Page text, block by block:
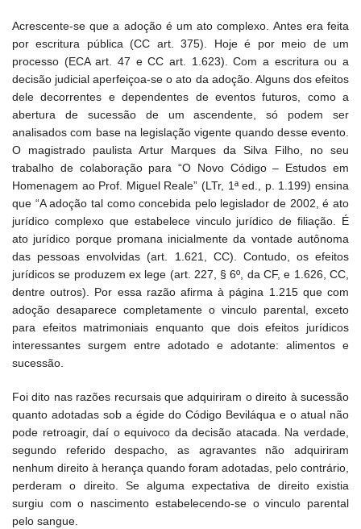
Acrescente-se que a adoção é um ato complexo. Antes era feita
por escritura pública (CC art. 375). Hoje é por meio de um
processo (ECA art. 47 e CC art. 1.623). Com a escritura ou a
decisão judicial aperfeiçoa-se o ato da adoção. Alguns dos efeitos
dele decorrentes e dependentes de eventos futuros, como a
abertura de sucessão de um ascendente, só podem ser
analisados com base na legislação vigente quando desse evento.
O magistrado paulista Artur Marques da Silva Filho, no seu
trabalho de colaboração para “O Novo Código – Estudos em
Homenagem ao Prof. Miguel Reale” (LTr, 1ª ed., p. 1.199) ensina
que “A adoção tal como concebida pelo legislador de 2002, é ato
jurídico complexo que estabelece vinculo jurídico de filiação. É
ato jurídico porque promana inicialmente da vontade autônoma
das pessoas envolvidas (art. 1.621, CC). Contudo, os efeitos
jurídicos se produzem ex lege (art. 227, § 6º, da CF, e 1.626, CC,
dentre outros). Por essa razão afirma à página 1.215 que com
adoção desaparece completamente o vinculo parental, exceto
para efeitos matrimoniais enquanto que dois efeitos jurídicos
interessantes surgem entre adotado e adotante: alimentos e
sucessão.
Foi dito nas razões recursais que adquiriram o direito à sucessão
quanto adotadas sob a égide do Código Beviláqua e o atual não
pode retroagir, daí o equivoco da decisão atacada. Na verdade,
segundo referido despacho, as agravantes não adquiriram
nenhum direito à herança quando foram adotadas, pelo contrário,
perderam o direito. Se alguma expectativa de direito existia
surgiu com o nascimento estabelecendo-se o vinculo parental
pelo sangue.